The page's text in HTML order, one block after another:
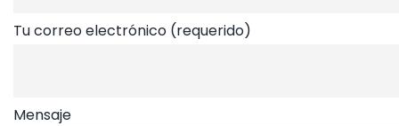
Tu correo electrónico (requerido)
Mensaje